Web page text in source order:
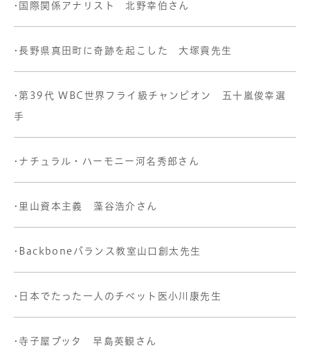
•国際関係アナリスト 北野幸伯さん
•長野県真田町に奇跡を起こした 大塚貢先生
•第39代 WBC世界フライ級チャンピオン 五十嵐俊幸選
手
•ナチュラル・ハーモニー河名秀郎さん
•里山資本主義 藻谷浩介さん
•Backboneバランス教室山口創太先生
•日本でたった一人のチベット医小川康先生
•寺子屋ブッタ 早島英観さん